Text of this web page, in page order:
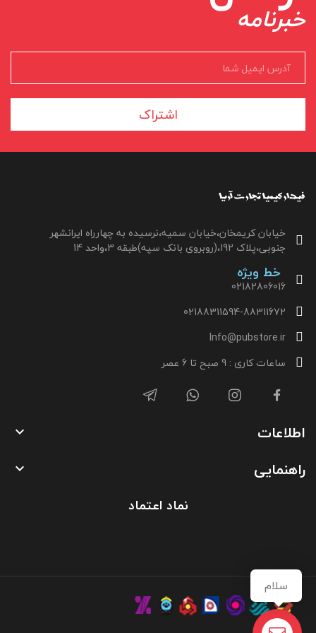
خبرنامه
اشتراک
خیابان کریمخان،خیابان سمیه،نرسیده به چهارراه ایرانشهر
جنوبی،پلاک 192،(روبروی بانک سپه)طبقه 3،واحد 14
خط ویژه
02182806016
02188311594-88311672
Info@pubstore.ir
ساعات کاری : 9 صبح تا 6 عصر
اطلاعات 
راهنمایی 
نماد اعتماد
سلام